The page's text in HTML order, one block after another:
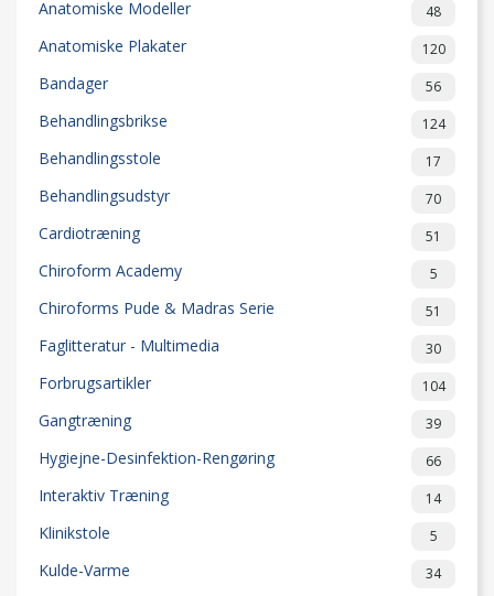
Anatomiske Modeller 48
Anatomiske Plakater 120
Bandager 56
Behandlingsbrikse 124
Behandlingsstole 17
Behandlingsudstyr 70
Cardiotræning 51
Chiroform Academy 5
Chiroforms Pude & Madras Serie 51
Faglitteratur - Multimedia 30
Forbrugsartikler 104
Gangtræning 39
Hygiejne-Desinfektion-Rengøring 66
Interaktiv Træning 14
Klinikstole 5
Kulde-Varme 34